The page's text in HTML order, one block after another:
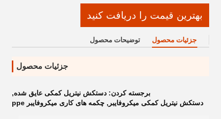
بهترین قیمت را دریافت کنید
جزئیات محصول توضیحات محصول
جزئیات محصول
برجسته کردن: دستکش نیتریل کمکی عایق شده,
دستکش نیتریل کمکی میکروفایبر , چکمه های کاری میکروفایبر ppe